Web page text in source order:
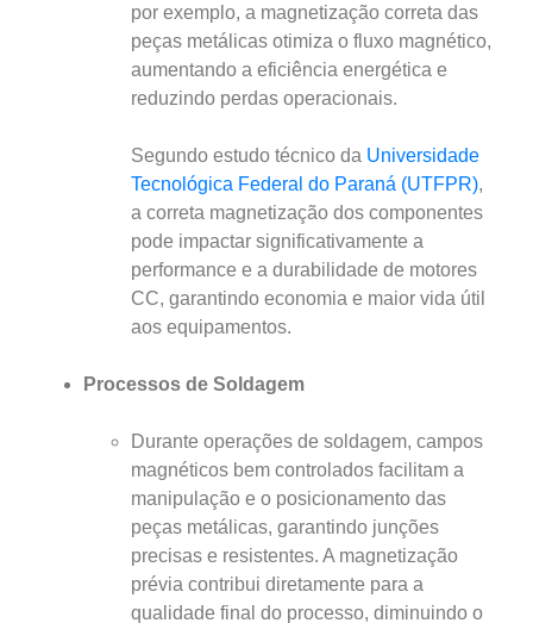
por exemplo, a magnetização correta das
peças metálicas otimiza o fluxo magnético,
aumentando a eficiência energética e
reduzindo perdas operacionais.
Segundo estudo técnico da Universidade
Tecnológica Federal do Paraná (UTFPR),
a correta magnetização dos componentes
pode impactar significativamente a
performance e a durabilidade de motores
CC, garantindo economia e maior vida útil
aos equipamentos.
Processos de Soldagem
Durante operações de soldagem, campos
magnéticos bem controlados facilitam a
manipulação e o posicionamento das
peças metálicas, garantindo junções
precisas e resistentes. A magnetização
prévia contribui diretamente para a
qualidade final do processo, diminuindo o